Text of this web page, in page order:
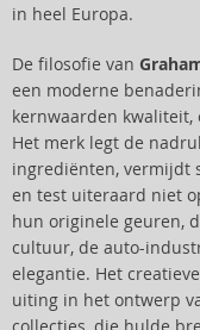
in heel Europa.
De filosofie van
een moderne
kernwaarden
Het merk legt de
ingrediënten, vermijdt
en test uiteraard niet
hun originele geuren,
cultuur, de auto-
elegantie. Het
uiting in het ontwerp